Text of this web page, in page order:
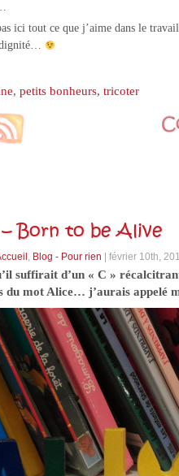
ici tout ce que j’aime dans le
dignité…
, petits bonheurs, tricoter
– Born to be Alive
, Blog - Pour rien | février 10th,
suffirait d’un « C »
du mot Alice… j’aurais appelé